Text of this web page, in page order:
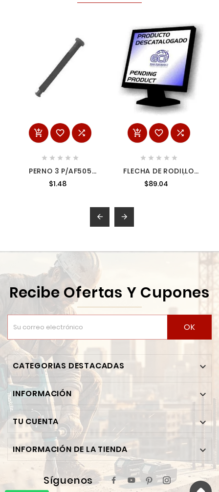
  
    
PERNO 3 P/AF505
HY00000045
$1.48
  
    
FLECHA DE RODILLO
DELANTERO P/
3238290 3238290
$89.04
 
Recibe Ofertas Y Cupones
OK
CATEGORIAS DESTACADAS 
INFORMACIÓN 
TU CUENTA 
INFORMACIÓN DE LA TIENDA 
Síguenos